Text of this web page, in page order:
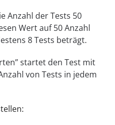
Anzahl der Tests 50
Wert auf 50 Anzahl
8 Tests beträgt.
startet den Test mit
von Tests in jedem